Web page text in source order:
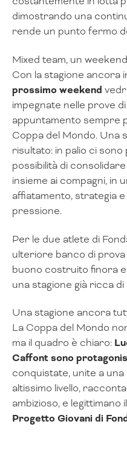
dimostrando una
rende un punto fermo
Mixed team, un
Con la stagione ancora
prossimo weekend
impegnate nelle prove di
appuntamento sempre
Coppa del Mondo. Una
risultato: in palio ci
possibilità di
insieme ai compagni, in
affiatamento, strategia
pressione.
Per le due atlete di
ulteriore banco di
buono costruito finora
una stagione già ricca
Una stagione ancora
La Coppa del Mondo
ma il quadro è chiaro:
Caffont sono
conquistate, unite a
altissimo livello,
ambizioso, e
Progetto Giovani di